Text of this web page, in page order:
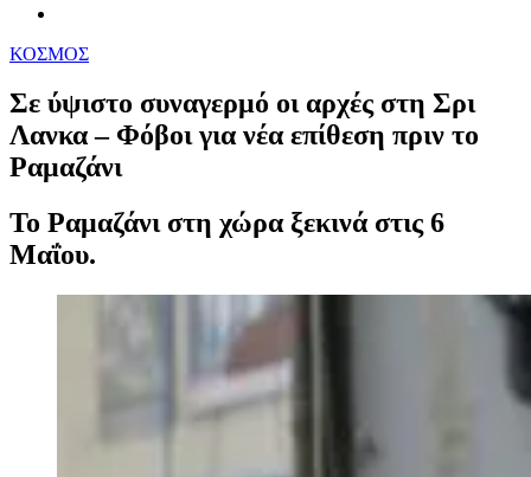
ΚΟΣΜΟΣ
Σε ύψιστο συναγερμό οι αρχές στη Σρι
Λανκα – Φόβοι για νέα επίθεση πριν το
Ραμαζάνι
Το Ραμαζάνι στη χώρα ξεκινά στις 6
Μαΐου.